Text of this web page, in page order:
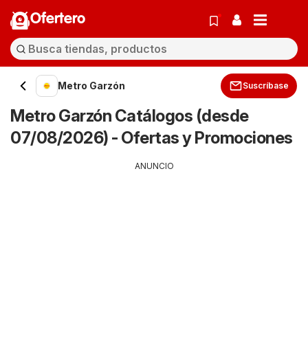
Ofertero
Metro Garzón Suscríbase
Metro Garzón Catálogos (desde
07/08/2026) - Ofertas y Promociones
ANUNCIO